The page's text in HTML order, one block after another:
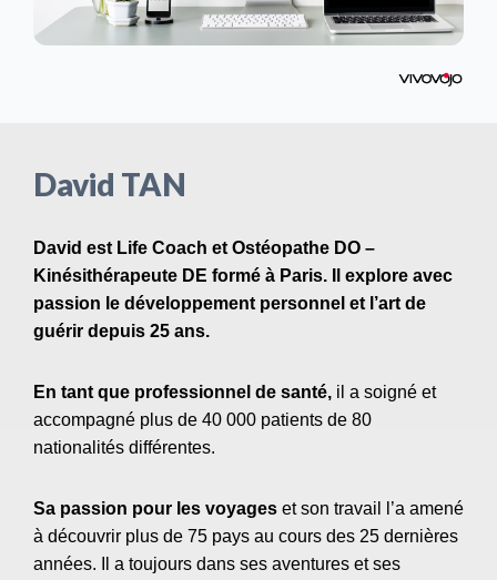
David TAN
David est Life Coach et Ostéopathe DO –
Kinésithérapeute DE formé à Paris. Il explore avec
passion le développement personnel et l’art de
guérir depuis 25 ans.
En tant que professionnel de santé, il a soigné et
accompagné plus de 40 000 patients de 80
nationalités différentes.
Sa passion pour les voyages et son travail l’a amené
à découvrir plus de 75 pays au cours des 25 dernières
années. Il a toujours dans ses aventures et ses